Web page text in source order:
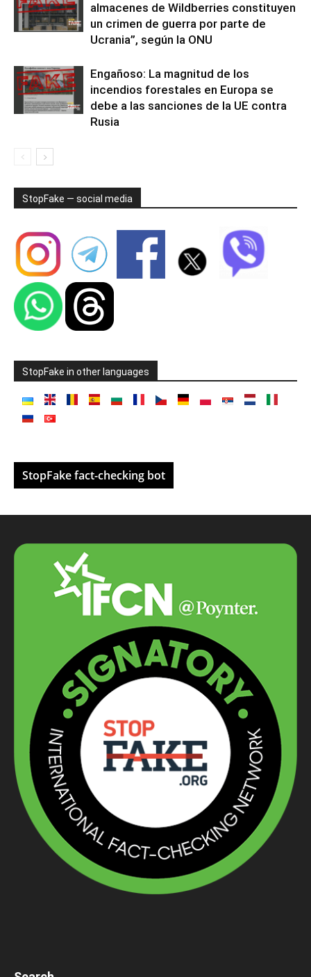
almacenes de Wildberries constituyen
un crimen de guerra por parte de
Ucrania”, según la ONU
Engañoso: La magnitud de los
incendios forestales en Europa se
debe a las sanciones de la UE contra
Rusia
StopFake — social media
StopFake in other languages
StopFake fact-checking bot